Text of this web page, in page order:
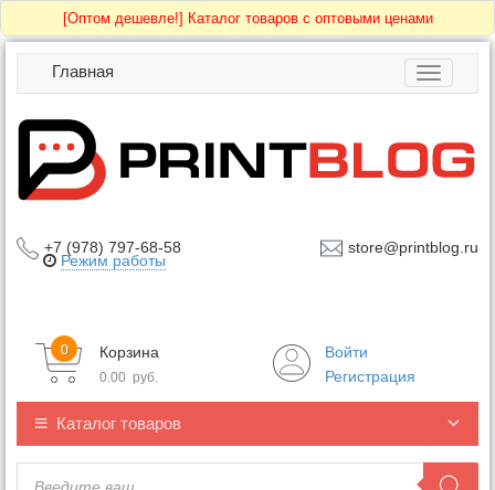
[Оптом дешевле!] Каталог товаров с оптовыми ценами
Toggle
Главная
+7 (978) 797-68-58 store@printblog.ru
Режим работы
Корзина
0
0.00 руб.
Войти
Регистрация
Каталог товаров